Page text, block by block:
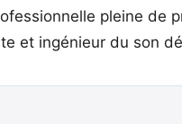
pleine de
et ingénieur du son